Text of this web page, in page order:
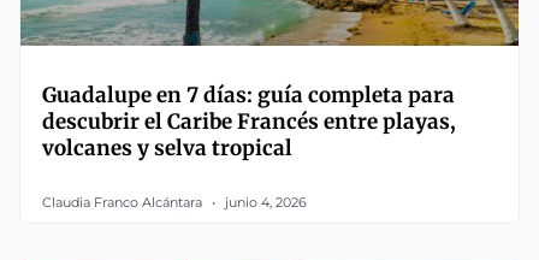
Guadalupe en 7 días: guía completa para
descubrir el Caribe Francés entre playas,
volcanes y selva tropical
Claudia Franco Alcántara junio 4, 2026